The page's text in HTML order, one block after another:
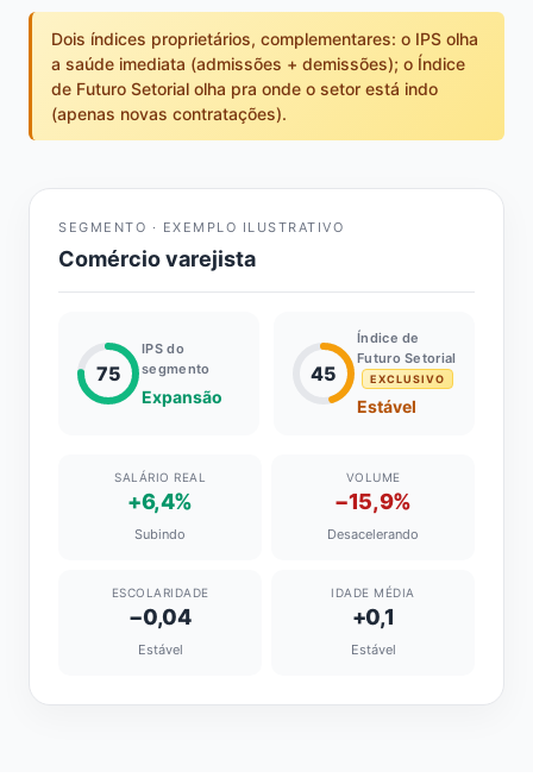
Dois índices proprietários, complementares: o IPS olha
a saúde imediata (admissões + demissões); o Índice
de Futuro Setorial olha pra onde o setor está indo
(apenas novas contratações).
SEGMENTO · EXEMPLO ILUSTRATIVO
Comércio varejista
75
IPS do
segmento
Expansão
45
Índice de
Futuro Setorial
EXCLUSIVO
Estável
SALÁRIO REAL
+6,4%
Subindo
VOLUME
−15,9%
Desacelerando
ESCOLARIDADE
−0,04
Estável
IDADE MÉDIA
+0,1
Estável